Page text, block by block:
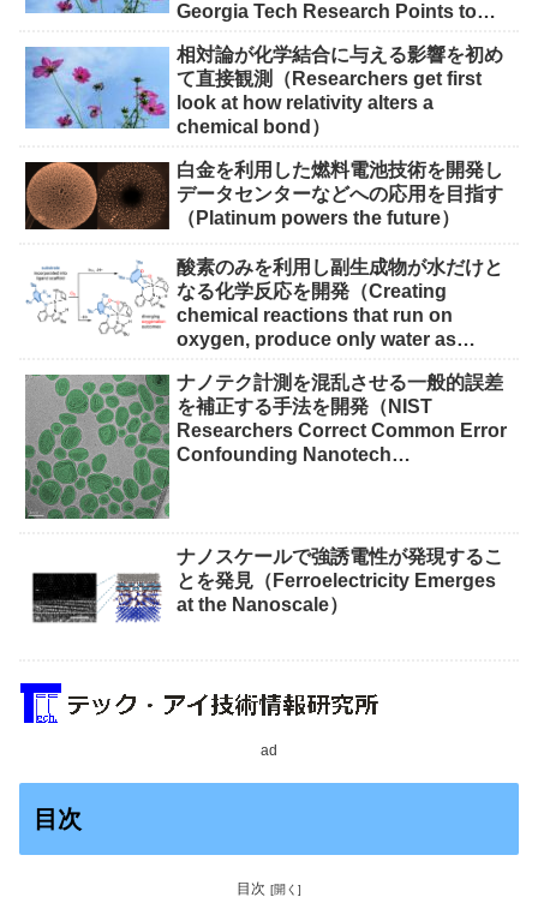
Georgia Tech Research Points to
相対論が化学結合に与える影響を初め
て直接観測（Researchers get first
look at how relativity alters a
chemical bond）
白金を利用した燃料電池技術を開発し
データセンターなどへの応用を目指す
（Platinum powers the future）
酸素のみを利用し副生成物が水だけと
なる化学反応を開発（Creating
chemical reactions that run on
oxygen, produce only water as
ナノテク計測を混乱させる一般的誤差
を補正する手法を開発（NIST
Researchers Correct Common Error
Confounding Nanotech
ナノスケールで強誘電性が発現するこ
とを発見（Ferroelectricity Emerges
at the Nanoscale）
ad
目次
目次